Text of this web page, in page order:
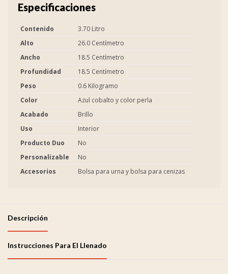
Especificaciones
Contenido
3.70 Litro
Alto
26.0 Centímetro
Ancho
18.5 Centímetro
Profundidad
18.5 Centímetro
Peso
0.6 Kilogramo
Color
Azul cobalto y color perla
Acabado
Brillo
Uso
Interior
Producto Duo
No
Personalizable
No
Accesorios
Bolsa para urna y bolsa para cenizas
Descripción
Instrucciones Para El Llenado